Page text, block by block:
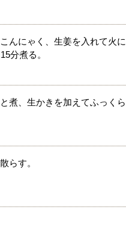
んにゃく、生姜を入れて火
分煮る。
、生かきを加えてふっくら
らす。